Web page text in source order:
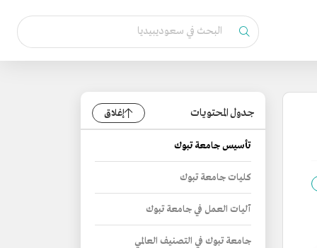
جدول المحتويات إغلاق
تأسيس جامعة تبوك
كليات جامعة تبوك
آليات العمل في جامعة تبوك
جامعة تبوك في التصنيف العالمي